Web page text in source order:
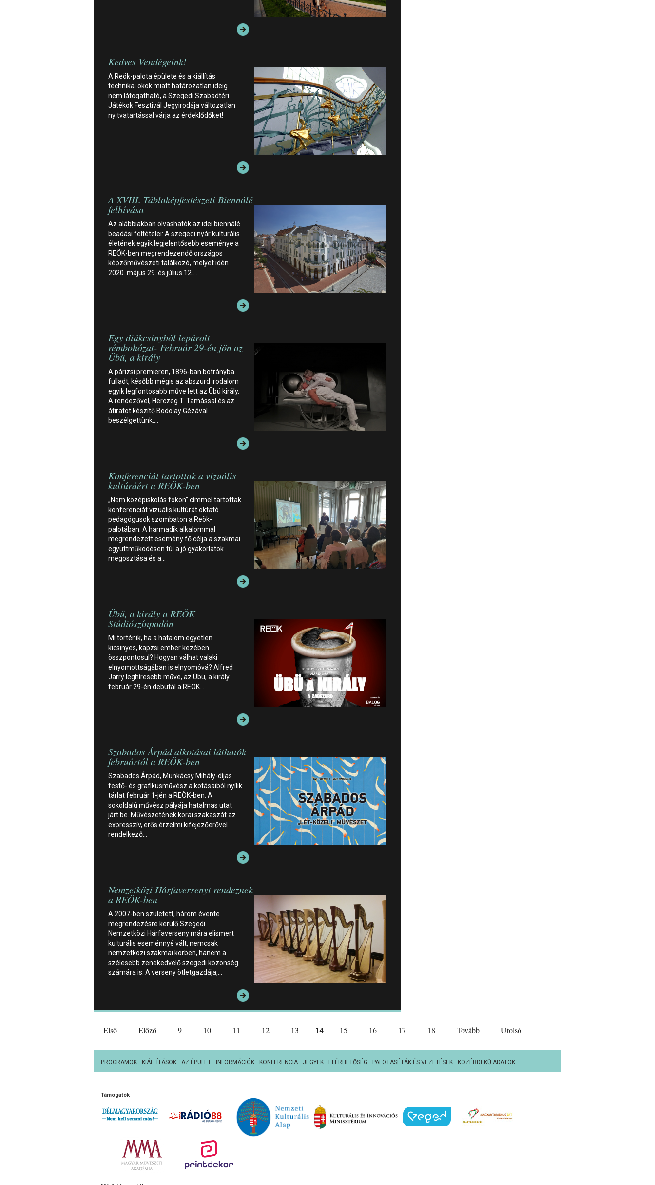
Kedves Vendégeink!
A Reök-palota épülete és a kiállítás
technikai okok miatt határozatlan ideig
nem látogatható, a Szegedi Szabadtéri
Játékok Fesztivál Jegyirodája változatlan
nyitvatartással várja az érdeklődőket!
A XVIII. Táblaképfestészeti Biennálé
felhívása
Az alábbiakban olvashatók az idei biennálé
beadási feltételei: A szegedi nyár kulturális
életének egyik legjelentősebb eseménye a
REÖK-ben megrendezendő országos
képzőművészeti találkozó, melyet idén
2020. május 29. és július 12.…
Egy diákcsínyből lepárolt
rémbohózat- Február 29-én jön az
Übü, a király
A párizsi premieren, 1896-ban botrányba
fulladt, később mégis az abszurd irodalom
egyik legfontosabb műve lett az Übü király.
A rendezővel, Herczeg T. Tamással és az
átiratot készítő Bodolay Gézával
beszélgettünk.…
Konferenciát tartottak a vizuális
kultúráért a REÖK-ben
„Nem középiskolás fokon” címmel tartottak
konferenciát vizuális kultúrát oktató
pedagógusok szombaton a Reök-
palotában. A harmadik alkalommal
megrendezett esemény fő célja a szakmai
együttműködésen túl a jó gyakorlatok
megosztása és a…
Übü, a király a REÖK
Stúdiószínpadán
Mi történik, ha a hatalom egyetlen
kicsinyes, kapzsi ember kezében
összpontosul? Hogyan válhat valaki
elnyomottságában is elnyomóvá? Alfred
Jarry leghíresebb műve, az Übü, a király
február 29-én debütál a REÖK…
Szabados Árpád alkotásai láthatók
februártól a REÖK-ben
Szabados Árpád, Munkácsy Mihály-díjas
festő- és grafikusművész alkotásaiból nyílik
tárlat február 1-jén a REÖK-ben. A
sokoldalú művész pályája hatalmas utat
járt be. Művészetének korai szakaszát az
expresszív, erős érzelmi kifejezőerővel
rendelkező…
Nemzetközi Hárfaversenyt rendeznek
a REÖK-ben
A 2007-ben született, három évente
megrendezésre kerülő Szegedi
Nemzetközi Hárfaverseny mára elismert
kulturális eseménnyé vált, nemcsak
nemzetközi szakmai körben, hanem a
szélesebb zenekedvelő szegedi közönség
számára is. A verseny ötletgazdája,…
Első Előző 9 10 11 12 13 14 15 16 17 18 Tovább Utolsó
PROGRAMOK KIÁLLÍTÁSOK AZ ÉPÜLET INFORMÁCIÓK KONFERENCIA JEGYEK ELÉRHETŐSÉG PALOTASÉTÁK ÉS VEZETÉSEK KÖZÉRDEKŰ ADATOK
Támogatók